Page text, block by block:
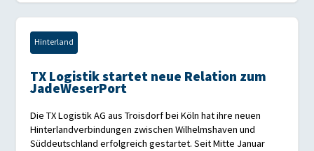
Hinterland
TX Logistik startet neue Relation zum
JadeWeserPort
Die TX Logistik AG aus Troisdorf bei Köln hat ihre neuen
Hinterlandverbindungen zwischen Wilhelmshaven und
Süddeutschland erfolgreich gestartet. Seit Mitte Januar